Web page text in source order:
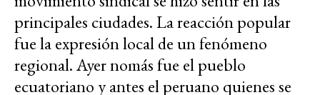
principales ciudades. La reacción popular
fue la expresión local de un fenómeno
regional. Ayer nomás fue el pueblo
ecuatoriano y antes el peruano quienes se